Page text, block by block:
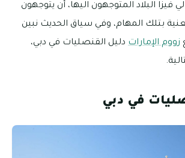
فيزا البلاد المتوجهون اليها، أن يتوجهون
بتلك المهام، وفي سياق الحديث نبين
زووم الإمارات دليل القنصليات في دبي،
في دبي